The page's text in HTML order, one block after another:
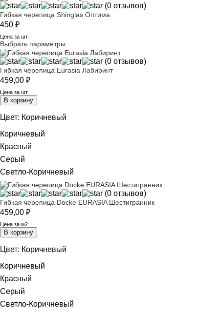
(0 отзывов)
Гибкая черепица Shinglas Оптима
450 ₽
Цена за шт
Выбрать параметры
(0 отзывов)
Гибкая черепица Eurasia Лабиринт
459,00 ₽
Цена за шт
В корзину
Цвет: Коричневый
Коричневый
Красный
Серый
Светло-Коричневый
(0 отзывов)
Гибкая черепица Docke EURASIA Шестигранник
459,00 ₽
Цена за м2
В корзину
Цвет: Коричневый
Коричневый
Красный
Серый
Светло-Коричневый